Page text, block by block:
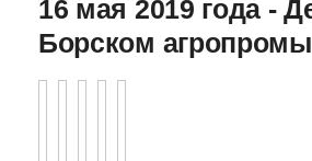
16 мая 2019 года -
Борском